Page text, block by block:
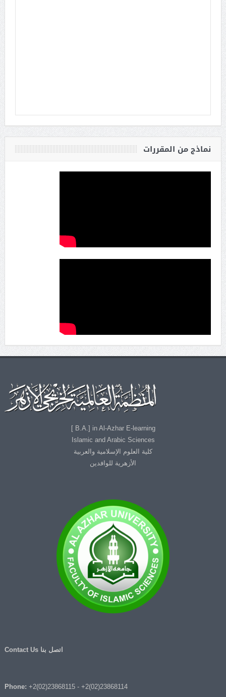
نماذج من المقررات
B.A.] in Al-Azhar E-learning ]
Islamic and Arabic Sciences
كلية العلوم الإسلامية والعربية
الأزهرية للوافدين
اتصل بنا Contact Us
Phone: +2(02)23868115- +2(02)23868114